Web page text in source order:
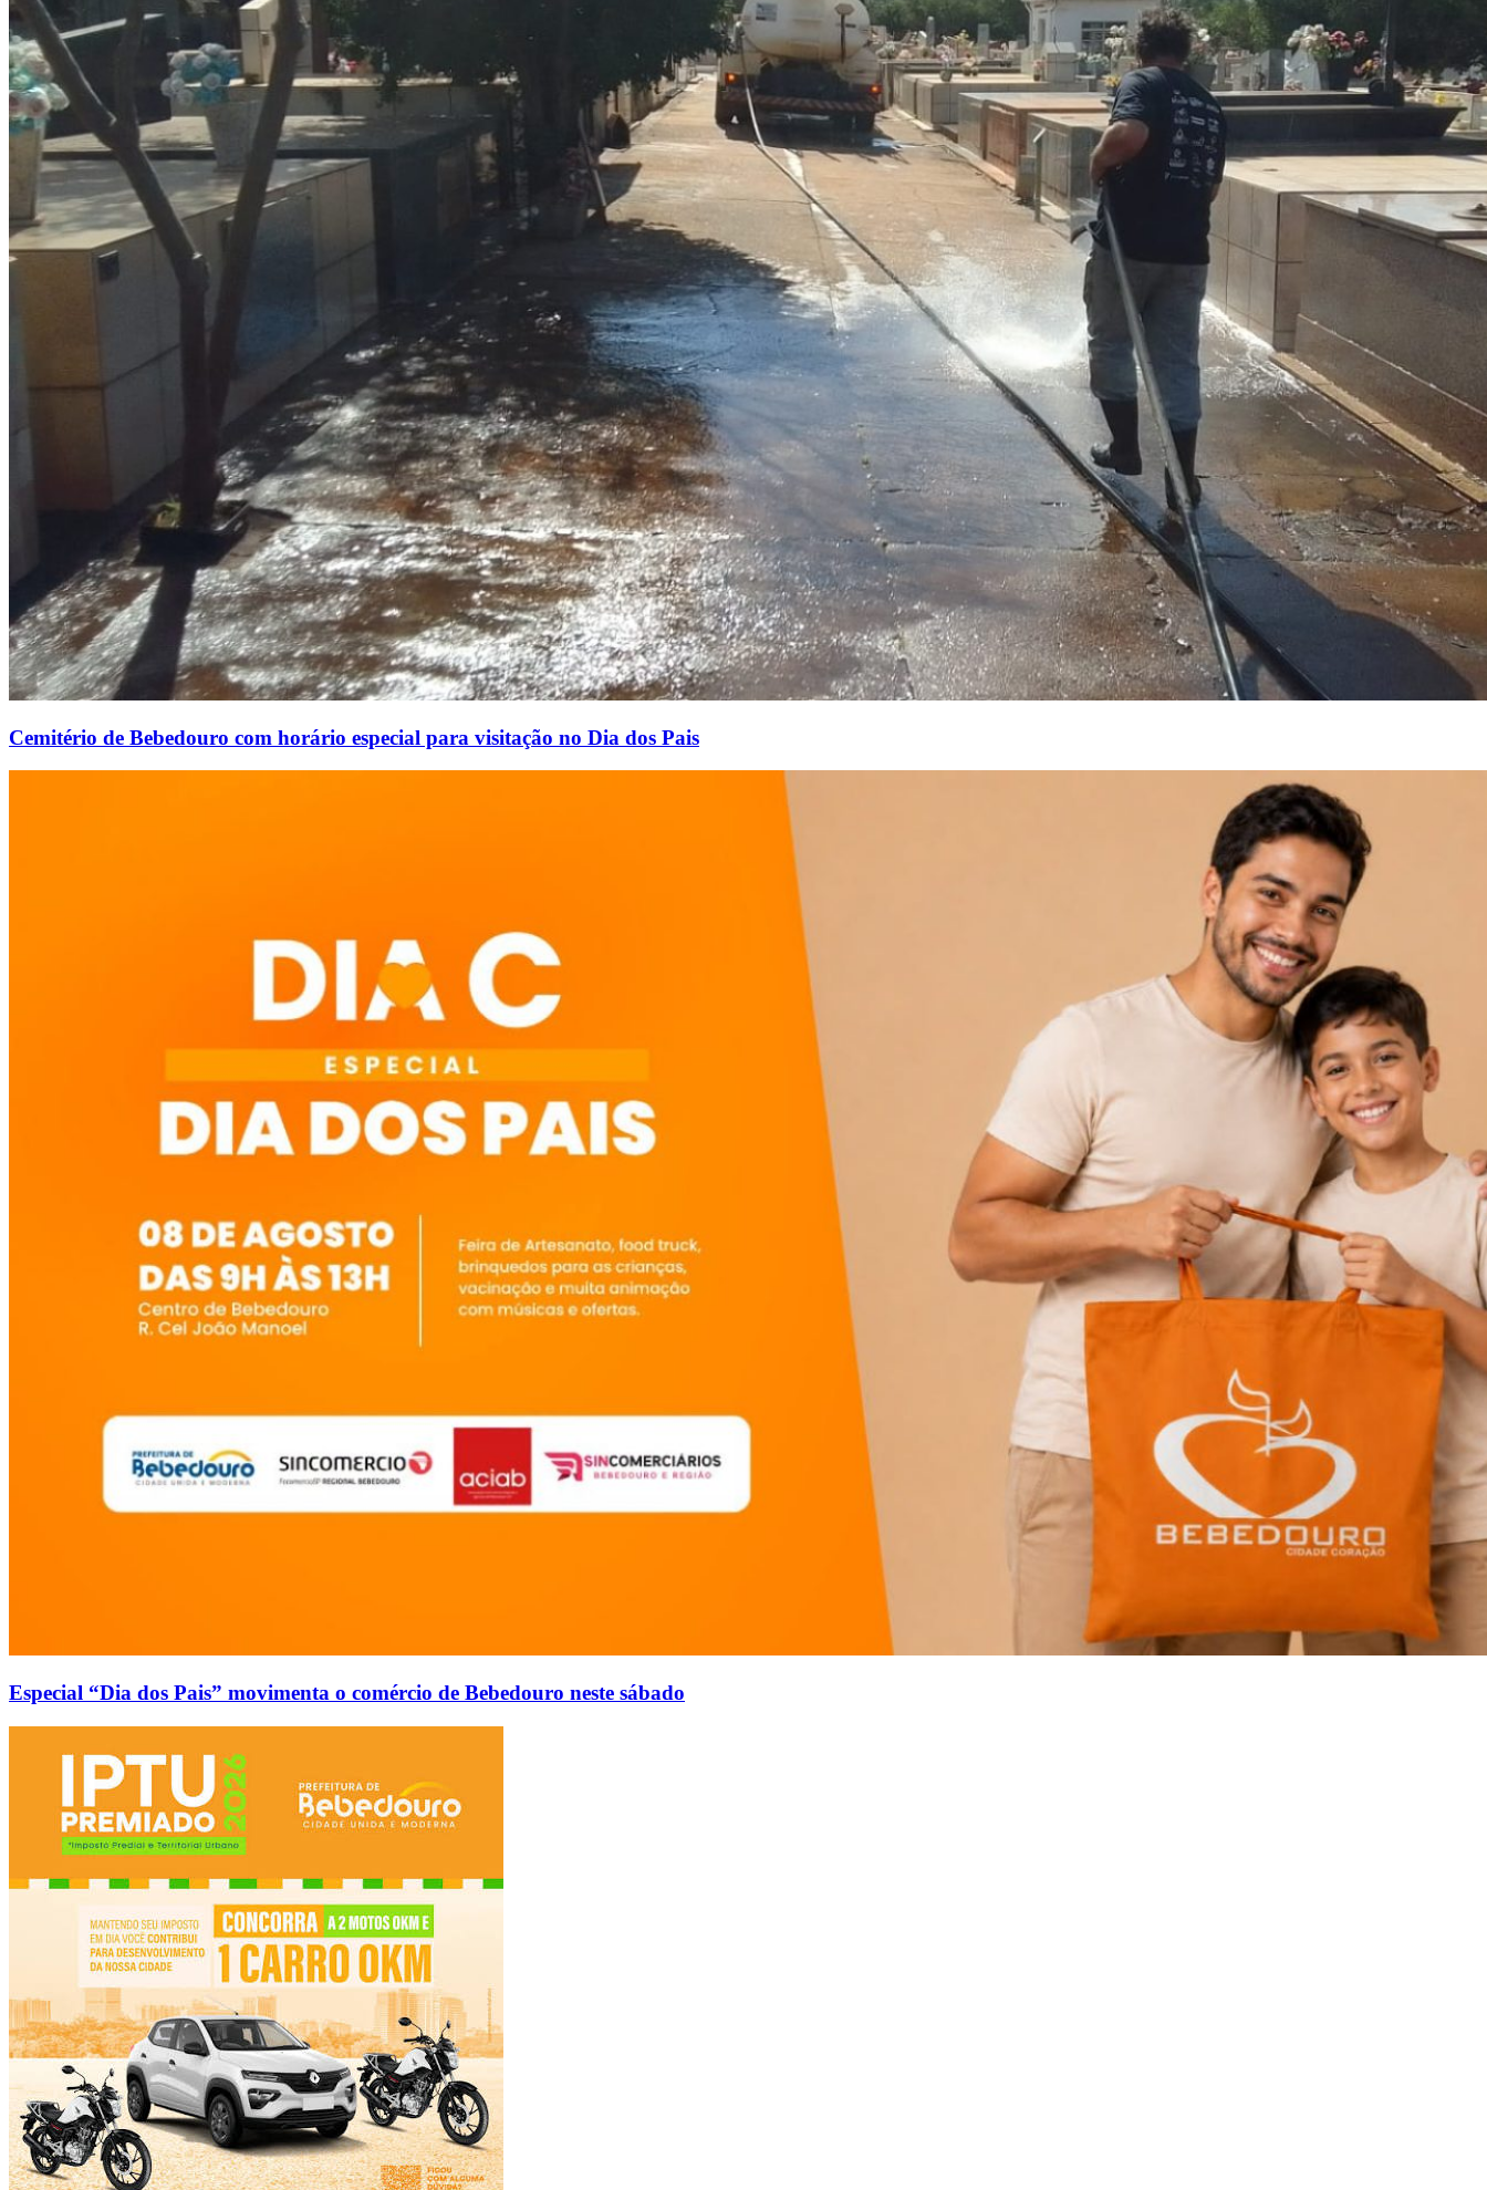
Cemitério de Bebedouro com horário especial para visitação no Dia dos Pais
Especial “Dia dos Pais” movimenta o comércio de Bebedouro neste sábado